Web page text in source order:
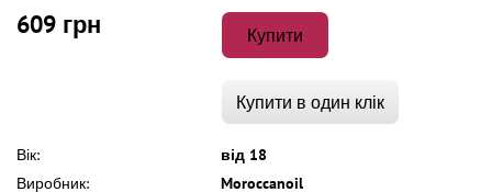
609 грн Купити
Купити в один клік
Вік:
від 18
Виробник:
Moroccanoil